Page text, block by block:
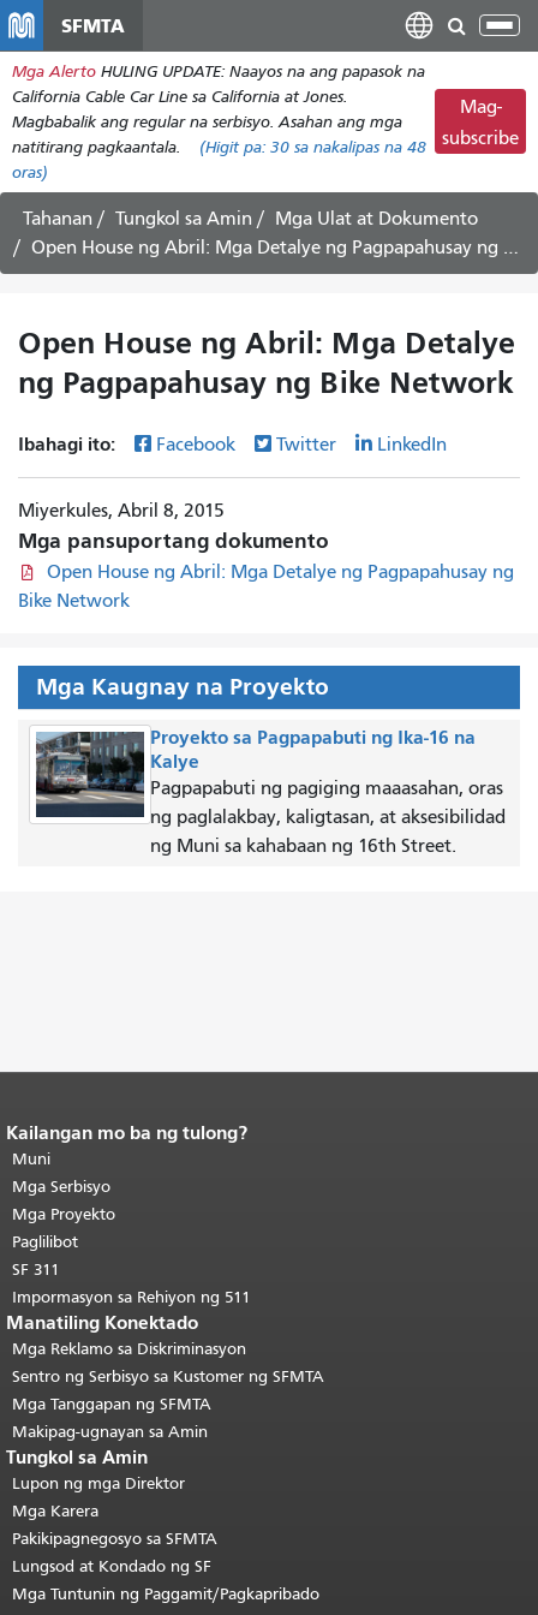
pangunahing
nilalaman
SFMTA
I-
ang
Mga Alerto HULING UPDATE: Naayos na ang papasok na
California Cable Car Line sa California at Jones.
Magbabalik ang regular na serbisyo. Asahan ang mga
natitirang pagkaantala.
(Higit pa: 30 sa nakalipas na 48
oras)
Mag-
subscribe
Tahanan Tungkol sa Amin
Mga Ulat at Dokumento
Open House ng Abril: Mga Detalye ng Pagpapahusay ng Bike Network
Open House ng Abril: Mga Detalye
ng Pagpapahusay ng Bike Network
Ibahagi ito: Facebook Twitter LinkedIn
Miyerkules, Abril 8, 2015
Mga pansuportang dokumento
Open House ng Abril: Mga Detalye ng Pagpapahusay ng
Bike Network
Mga Kaugnay na Proyekto
Proyekto sa Pagpapabuti ng Ika-16 na
Kalye
Pagpapabuti ng pagiging maaasahan, oras
ng paglalakbay, kaligtasan, at aksesibilidad
ng Muni sa kahabaan ng 16th Street.
Katapusan ng nilalaman ng
pahina.
pahinang ito ay nauulit sa bawat
pahina.Bumalik sa tuktok ng
pangunahing nilalaman
Kailangan mo ba ng tulong?
Muni
Mga Serbisyo
Mga Proyekto
Paglilibot
SF 311
Impormasyon sa Rehiyon ng 511
Manatiling Konektado
Mga Reklamo sa Diskriminasyon
Sentro ng Serbisyo sa Kustomer ng SFMTA
Mga Tanggapan ng SFMTA
Makipag-ugnayan sa Amin
Tungkol sa Amin
Lupon ng mga Direktor
Mga Karera
Pakikipagnegosyo sa SFMTA
Lungsod at Kondado ng SF
Mga Tuntunin ng Paggamit/Pagkapribado